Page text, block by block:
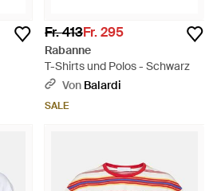
Fr. 413Fr. 295
Rabanne
T-Shirts und Polos - Schwarz
Von Balardi
SALE